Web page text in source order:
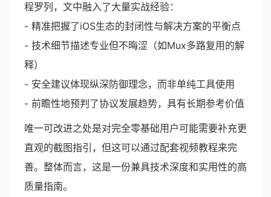
程罗列，文中融入了大量实战经验：
- 精准把握了iOS生态的封闭性与解决方案的平衡点
- 技术细节描述专业但不晦涩（如Mux多路复用的解
释）
- 安全建议体现纵深防御理念，而非单纯工具使用
- 前瞻性地预判了协议发展趋势，具有长期参考价值
唯一可改进之处是对完全零基础用户可能需要补充更
直观的截图指引，但这可以通过配套视频教程来完
善。整体而言，这是一份兼具技术深度和实用性的高
质量指南。